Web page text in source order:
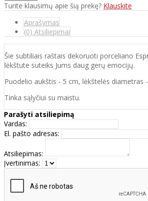
Turite klausimų apie šią prekę? Klauskite
Aprašymas
(0) Atsiliepimai
Šie subtiliais raštais dekoruoti porceliano
lėkštute suteiks Jums daug gerų emocijų.
Puodelio aukštis - 5 cm, lėkštelės diametras
Tinka sąlyčiui su maistu.
Parašyti atsiliepimą
Vardas:
El. pašto adresas:
Atsiliepimas:
Įvertinimas: